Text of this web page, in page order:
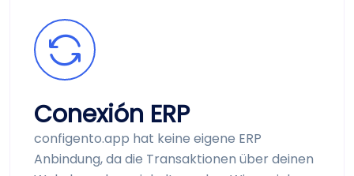
Conexión ERP
configento.app hat keine eigene ERP
Anbindung, da die Transaktionen über deinen